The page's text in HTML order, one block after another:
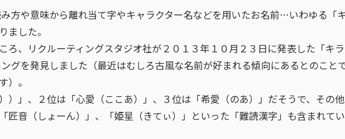
方や意味から離れ当て字やキャラクター名などを用いたお名前…いわゆる「
ました。
ろ、リクルーティングスタジオ社が２０１３年１０月２３日に発表した「キ
グを発見しました（最近はむしろ古風な名前が好まれる傾向にあるとのこと
）。
）」、２位は「心愛（ここあ）」、３位は「希愛（のあ）」だそうで、その
匠音（しょーん）」、「姫星（きてぃ）」といった「難読漢字」も含まれて